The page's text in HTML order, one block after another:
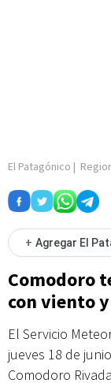
El Patagónico |
+ Agregar El
Comodoro
con viento
El Servicio
jueves 18 de
Comodoro